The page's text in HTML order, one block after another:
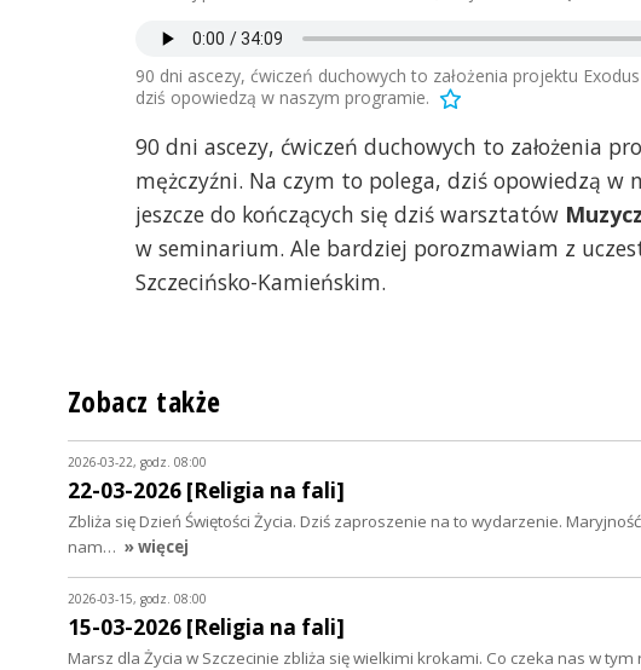
90 dni ascezy, ćwiczeń duchowych to założenia projektu
dziś opowiedzą w naszym programie.
90 dni ascezy, ćwiczeń duchowych to założenia
mężczyźni. Na czym to polega, dziś opowiedzą
jeszcze do kończących się dziś warsztatów
w seminarium. Ale bardziej porozmawiam z
Szczecińsko-Kamieńskim.
Zobacz także
2026-03-22, godz. 08:00
22-03-2026 [Religia na fali]
Zbliża się Dzień Świętości Życia. Dziś zaproszenie na to wydarzenie.
nam… » więcej
2026-03-15, godz. 08:00
15-03-2026 [Religia na fali]
Marsz dla Życia w Szczecinie zbliża się wielkimi krokami. Co czeka nas w